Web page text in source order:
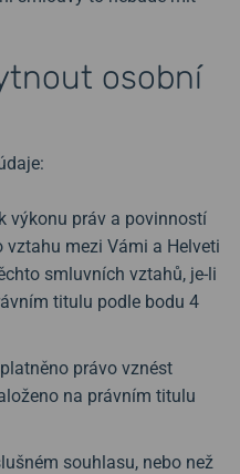
osobní
výkonu práv a povinností
mezi Vámi a Helveti
smluvních vztahů, je-li
titulu podle bodu 4
právo vznést
na právním titulu
souhlasu, nebo než